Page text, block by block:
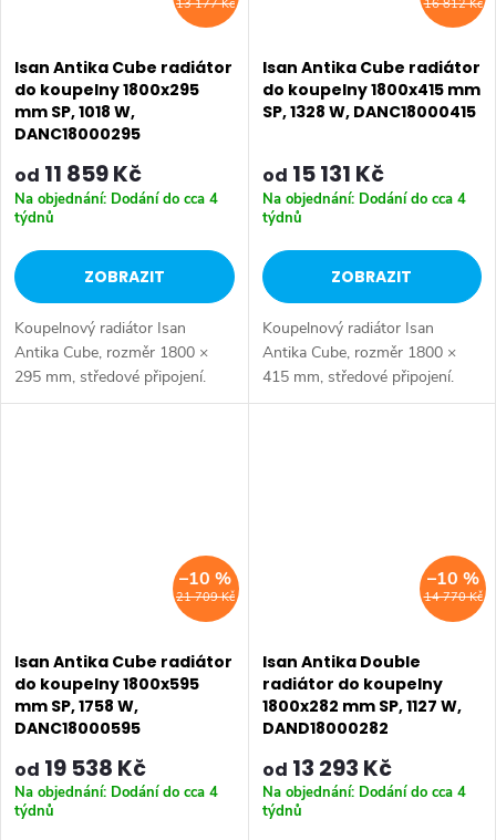
13 177 Kč
Isan Antika Cube radiátor
do koupelny 1800x295
mm SP, 1018 W,
DANC18000295
od 11 859 Kč
Na objednání: Dodání do cca 4
týdnů
ZOBRAZIT
Koupelnový radiátor Isan
Antika Cube, rozměr 1800 ×
295 mm, středové připojení.
Výkon 1018 W. Dostupné
16 812 Kč
Isan Antika Cube radiátor
do koupelny 1800x415 mm
SP, 1328 W, DANC18000415
od 15 131 Kč
Na objednání: Dodání do cca 4
týdnů
ZOBRAZIT
Koupelnový radiátor Isan
Antika Cube, rozměr 1800 ×
415 mm, středové připojení.
Výkon 1328 W. Dostupné
21 709 Kč
–10 %
Isan Antika Cube radiátor
do koupelny 1800x595
mm SP, 1758 W,
DANC18000595
od 19 538 Kč
Na objednání: Dodání do cca 4
týdnů
14 770 Kč
–10 %
Isan Antika Double
radiátor do koupelny
1800x282 mm SP, 1127 W,
DAND18000282
od 13 293 Kč
Na objednání: Dodání do cca 4
týdnů